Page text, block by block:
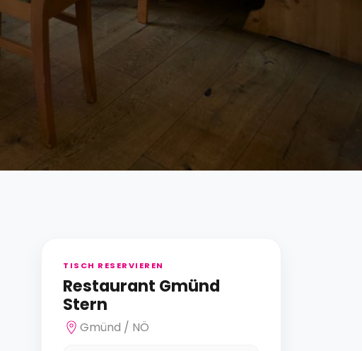
TISCH RESERVIEREN
Restaurant Gmünd
Stern
Gmünd / NÖ